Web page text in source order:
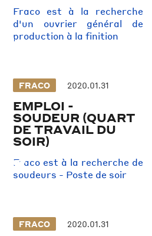
Fraco est à la recherche
d'un ouvrier général de
production à la finition
FRACO 2020.01.31
EMPLOI -
SOUDEUR (QUART
DE TRAVAIL DU
SOIR)
Fraco est à la recherche de
soudeurs - Poste de soir
FRACO 2020.01.31